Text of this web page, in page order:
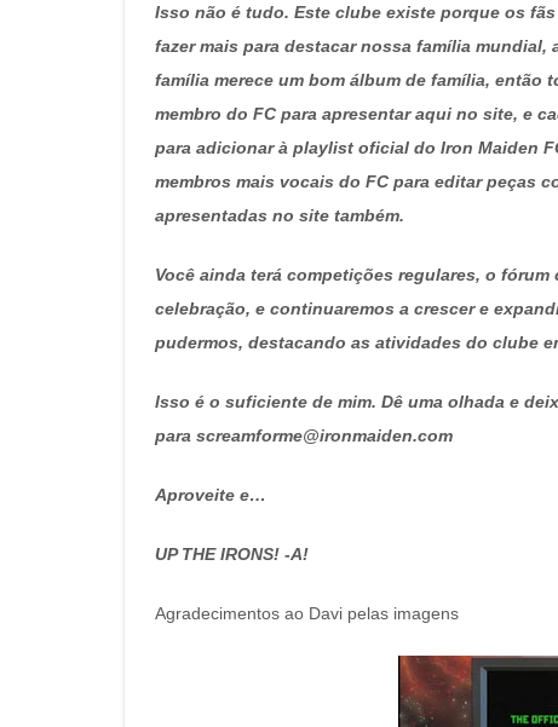
Isso não é tudo. Este clube existe porque os
fazer mais para destacar nossa família
família merece um bom álbum de família, então
membro do FC para apresentar aqui no site, e
para adicionar à playlist oficial do Iron Maiden
membros mais vocais do FC para editar peças
apresentadas no site também.
Você ainda terá competições regulares, o
celebração, e continuaremos a crescer e
pudermos, destacando as atividades do clube
Isso é o suficiente de mim. Dê uma olhada e
para screamforme@ironmaiden.com
Aproveite e…
UP THE IRONS! -A!
Agradecimentos ao Davi pelas imagens